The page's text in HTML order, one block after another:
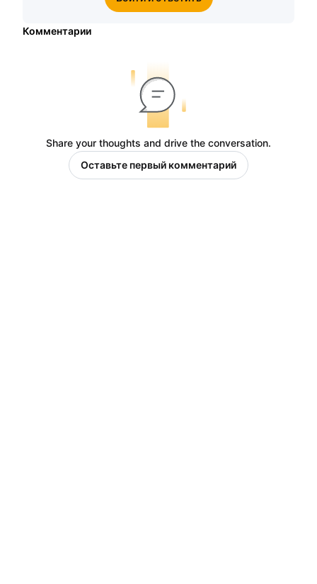
Комментарии
Share your thoughts and drive the conversation.
Оставьте первый комментарий